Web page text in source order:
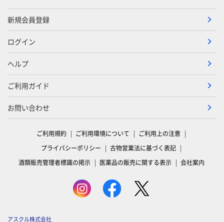
新規会員登録
ログイン
ヘルプ
ご利用ガイド
お問い合わせ
ご利用規約 ご利用環境について
ご利用上の注意
プライバシーポリシー
古物営業法に基づく表記
酒類販売管理者標識の掲示
医薬品の販売に関する表示 会社案内
アスクル株式会社